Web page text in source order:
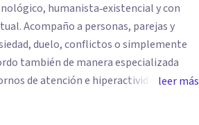
humanista‑existencial y con
y
duelo, conflictos o simplemente
también de manera especializada
de atención e hiperactividad,
emocionales y conductuales, así como
es seguro,
leer más